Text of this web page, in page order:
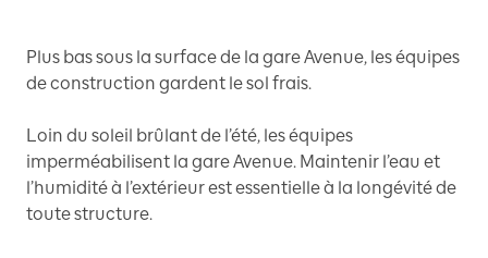
Plus bas sous la surface de la gare Avenue, les équipes
de construction gardent le sol frais.
Loin du soleil brûlant de l’été, les équipes
imperméabilisent la gare Avenue. Maintenir l’eau et
l’humidité à l’extérieur est essentielle à la longévité de
toute structure.